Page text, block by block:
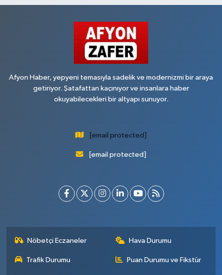
Afyon Haber, yepyeni temasıyla sadelik ve modernizmi bir araya
getiriyor. Şatafattan kaçınıyor ve insanlara haber
okuyabilecekleri bir altyapı sunuyor.
[email protected]
[email protected]
Nöbetçi Eczaneler Hava Durumu
Trafik Durumu Puan Durumu ve Fikstür